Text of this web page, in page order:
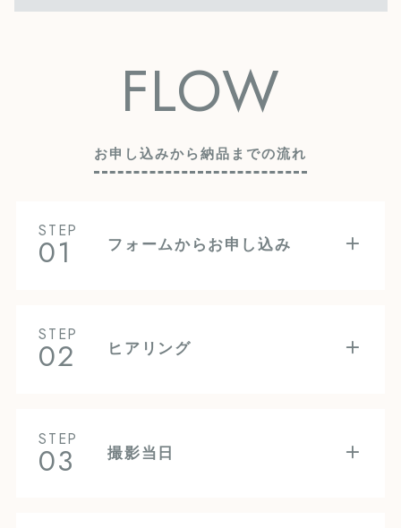
FLOW
お申し込みから納品までの流れ
STEP
01 フォームからお申し込み
STEP
02 ヒアリング
STEP
03 撮影当日